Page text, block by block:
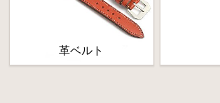
革ベルト